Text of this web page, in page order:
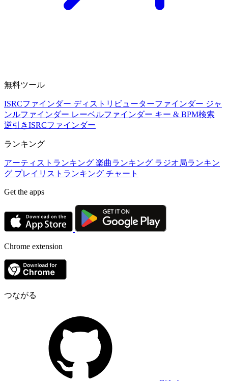
無料ツール
ISRCファインダー ディストリビューターファインダー ジャ
ンルファインダー レーベルファインダー キー & BPM検索
逆引きISRCファインダー
ランキング
アーティストランキング 楽曲ランキング ラジオ局ランキン
グ プレイリストランキング チャート
Get the apps
Chrome extension
つながる